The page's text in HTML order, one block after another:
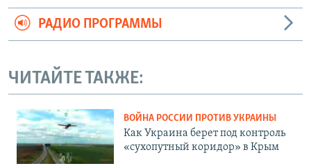
РАДИО ПРОГРАММЫ
ЧИТАЙТЕ ТАКЖЕ:
ВОЙНА РОССИИ ПРОТИВ УКРАИНЫ
Как Украина берет под контроль
«сухопутный коридор» в Крым